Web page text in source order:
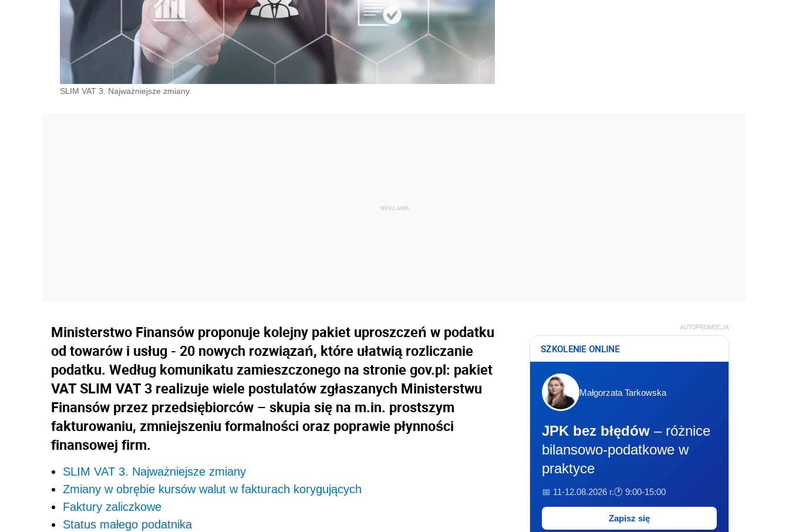
SLIM VAT 3. Najważniejsze zmiany
Ministerstwo Finansów proponuje kolejny pakiet uproszczeń w podatku
od towarów i usług - 20 nowych rozwiązań, które ułatwią rozliczanie
podatku. Według komunikatu zamieszczonego na stronie gov.pl: pakiet
VAT SLIM VAT 3 realizuje wiele postulatów zgłaszanych Ministerstwu
Finansów przez przedsiębiorców – skupia się na m.in. prostszym
fakturowaniu, zmniejszeniu formalności oraz poprawie płynności
finansowej firm.
SLIM VAT 3. Najważniejsze zmiany
Zmiany w obrębie kursów walut w fakturach korygujących
Faktury zaliczkowe
Status małego podatnika
AUTOPROMOCJA
SZKOLENIE ONLINE
Małgorzata Tarkowska
JPK bez błędów – różnice
bilansowo-podatkowe w
praktyce
📅 11-12.08.2026 r.🕐 9:00-15:00
Zapisz się